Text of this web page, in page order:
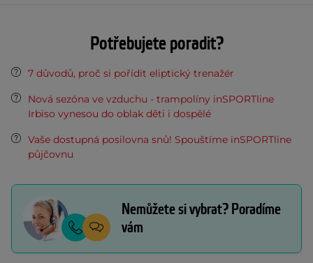
Potřebujete poradit?
7 důvodů, proč si pořídit eliptický trenažér
Nová sezóna ve vzduchu - trampolíny inSPORTline
Irbiso vynesou do oblak děti i dospělé
Vaše dostupná posilovna snů! Spouštíme inSPORTline
půjčovnu
Nemůžete si vybrat? Poradíme
vám